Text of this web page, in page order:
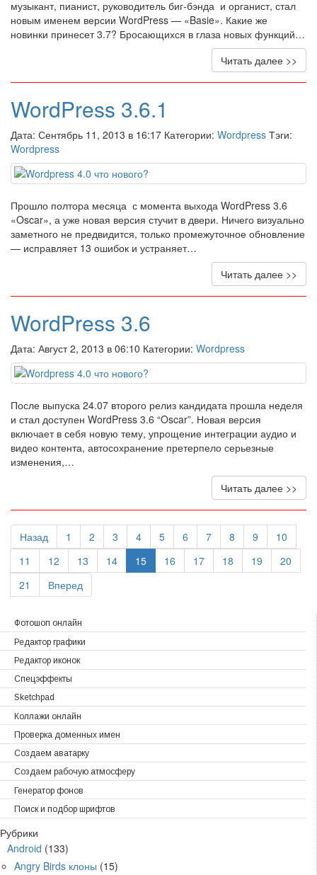
музыкант, пианист, руководитель биг-бэнда и органист, стал
новым именем версии WordPress — «Basie». Какие же
новинки принесет 3.7? Бросающихся в глаза новых функций…
Читать далее >>
WordPress 3.6.1
Дата: Сентябрь 11, 2013 в 16:17 Категории: Wordpress Тэги:
Wordpress
Прошло полтора месяца с момента выхода WordPress 3.6
«Oscar», а уже новая версия стучит в двери. Ничего визуально
заметного не предвидится, только промежуточное обновление
— исправляет 13 ошибок и устраняет…
Читать далее >>
WordPress 3.6
Дата: Август 2, 2013 в 06:10 Категории: Wordpress
После выпуска 24.07 второго релиз кандидата прошла неделя
и стал доступен WordPress 3.6 “Oscar”. Новая версия
включает в себя новую тему, упрощение интеграции аудио и
видео контента, автосохранение претерпело серьезные
изменения,…
Читать далее >>
Назад 1 2 3 4 5 6 7 8 9
10
11
12 13 14 15 16 17 18 19
20
21
Вперед
Фотошоп онлайн
Редактор графики
Редактор иконок
Спецэффекты
Sketchpad
Коллажи онлайн
Проверка доменных имен
Создаем аватарку
Создаем рабочую атмосферу
Генератор фонов
Поиск и подбор шрифтов
Рубрики
Android (133)
Angry Birds клоны (15)